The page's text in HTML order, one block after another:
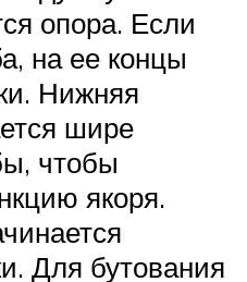
опора. Если
на ее концы
Нижняя
шире
чтобы
якоря.
Для бутования